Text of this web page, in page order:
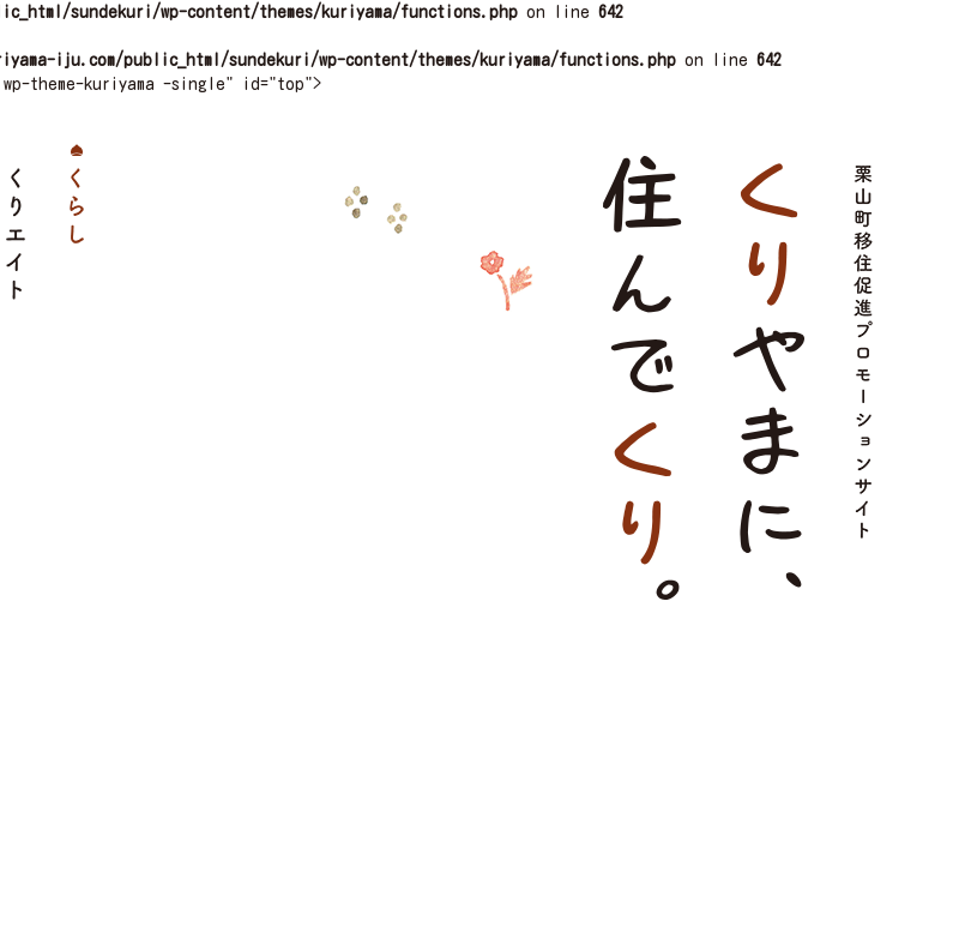
sundekuri/wp-content/themes/kuriyama/functions.php on line 642
iju.com/public_html/sundekuri/wp-content/themes/kuriyama/functions.php on line 642
theme-kuriyama -single" id="top">
くりエイト
て